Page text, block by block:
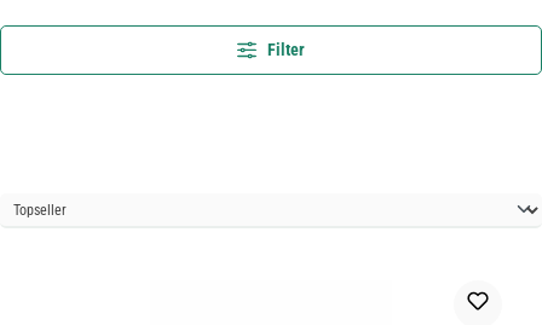
Filter